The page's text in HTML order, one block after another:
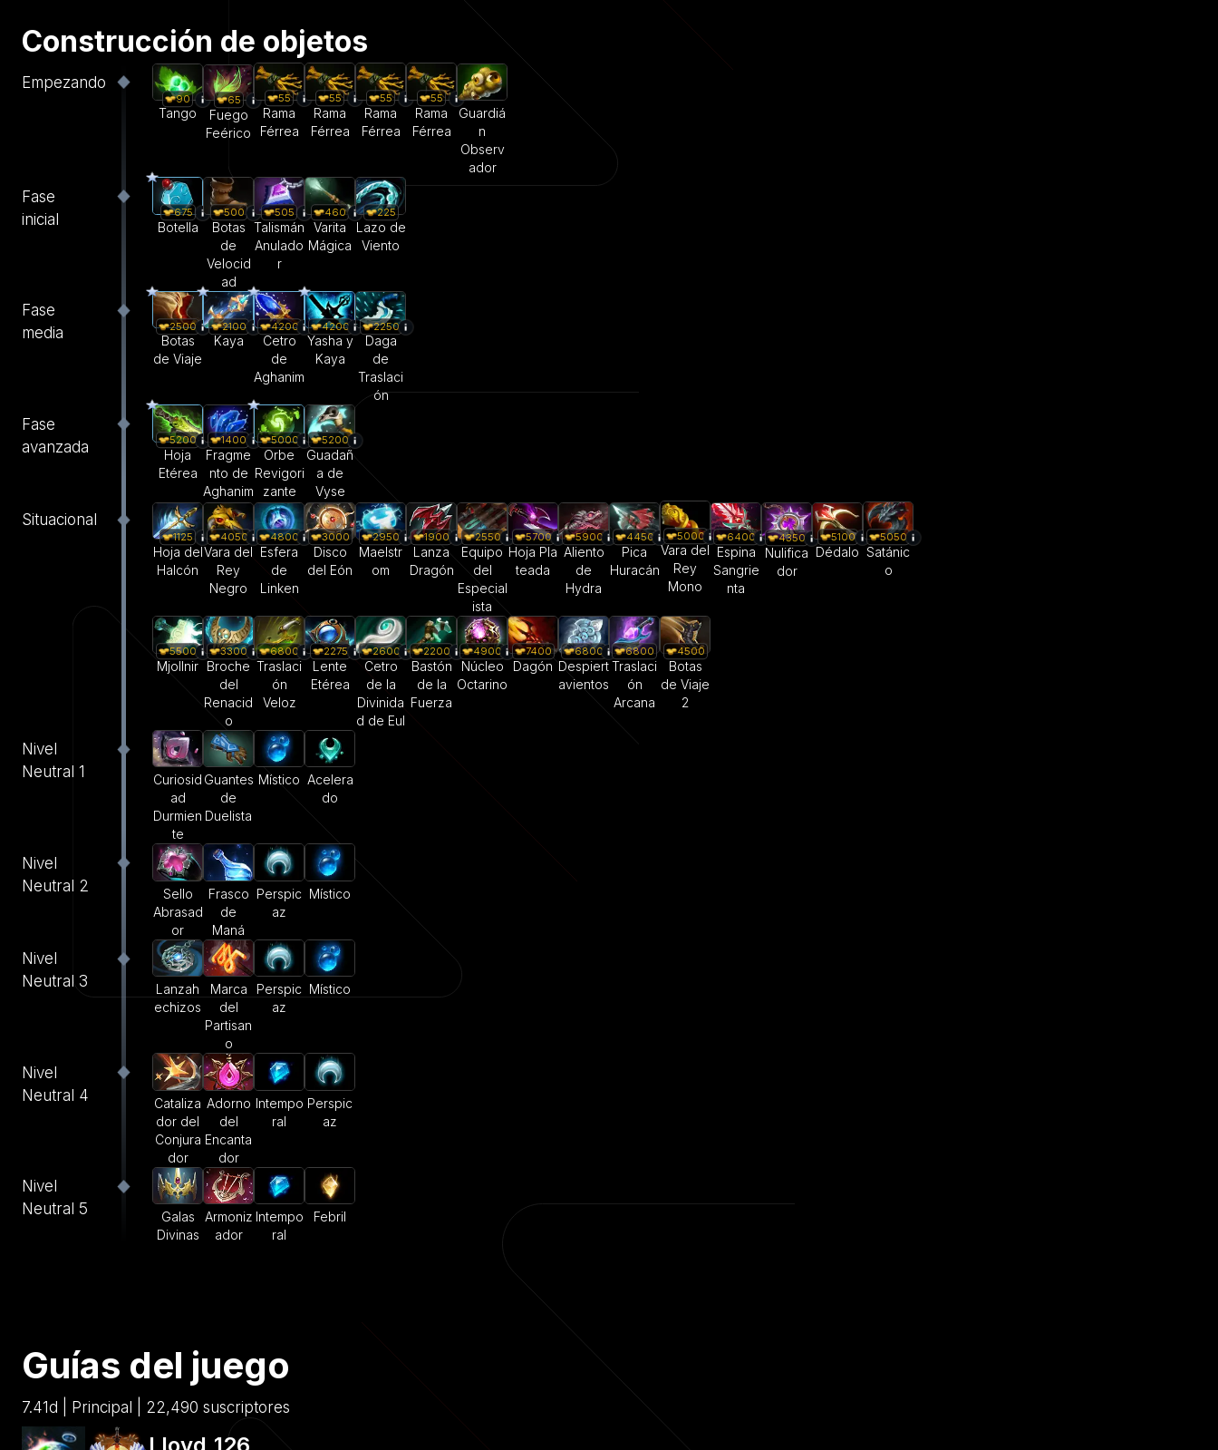
Construcción de objetos
Empezando
90
Tango
65
Fuego
Feérico
55
Rama
Férrea
55
Rama
Férrea
55
Rama
Férrea
55
Rama
Férrea
Guardiá
n
Observ
ador
Fase
inicial
675
Botella
500
Botas
de
Velocid
ad
505
Talismán
Anulado
r
460
Varita
Mágica
225
Lazo de
Viento
Fase
media
2500
Botas
de Viaje
2100
Kaya
4200
Cetro
de
Aghanim
4200
Yasha y
Kaya
2250
Daga
de
Traslaci
ón
Fase
avanzada
5200
Hoja
Etérea
1400
Fragme
nto de
Aghanim
5000
Orbe
Revigori
zante
5200
Guadañ
a de
Vyse
Situacional
1125
Hoja del
Halcón
4050
Vara del
Rey
Negro
4800
Esfera
de
Linken
3000
Disco
del Eón
2950
Maelstr
om
1900
Lanza
Dragón
2550
Equipo
del
Especial
ista
5700
Hoja Pla
teada
5900
Aliento
de
Hydra
4450
Pica
Huracán
5000
Vara del
Rey
Mono
6400
Espina
Sangrie
nta
4350
Nulifica
dor
5100
Dédalo
5050
Satánic
o
5500
Mjollnir
3300
Broche
del
Renacid
o
6800
Traslaci
ón
Veloz
2275
Lente
Etérea
2600
Cetro
de la
Divinida
d de Eul
2200
Bastón
de la
Fuerza
4900
Núcleo
Octarino
7400
Dagón
6800
Despiert
avientos
6800
Traslaci
ón
Arcana
4500
Botas
de Viaje
2
Nivel
Neutral 1
Curiosid
ad
Durmien
te
Guantes
de
Duelista
Místico Acelera
do
Nivel
Neutral 2
Sello
Abrasad
or
Frasco
de
Maná
Perspic
az
Místico
Nivel
Neutral 3
Lanzah
echizos
Marca
del
Partisan
o
Perspic
az
Místico
Nivel
Neutral 4
Cataliza
dor del
Conjura
dor
Adorno
del
Encanta
dor
Intempo
ral
Perspic
az
Nivel
Neutral 5
Galas
Divinas
Armoniz
ador
Intempo
ral
Febril
Guías del juego
7.41d | Principal | 22,490 suscriptores